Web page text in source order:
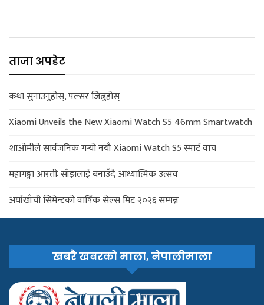
ताजा अपडेट
कथा सुनाउनुहोस्, पल्सर जित्नुहोस्
Xiaomi Unveils the New Xiaomi Watch S5 46mm Smartwatch
शाओमीले सार्वजनिक गर्‍यो नयाँ Xiaomi Watch S5 स्मार्ट वाच
महागङ्गा आरतीः साँझलाई बनाउँदै आध्यात्मिक उत्सव
अर्घाखाँची सिमेन्टको वार्षिक सेल्स मिट २०२६ सम्पन्न
खबरै खबरको माला, नेपालीमाला